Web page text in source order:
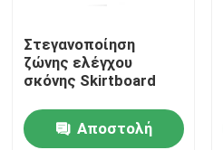
Στεγανοποίηση
ζώνης ελέγχου
σκόνης Skirtboard
Αποστολή